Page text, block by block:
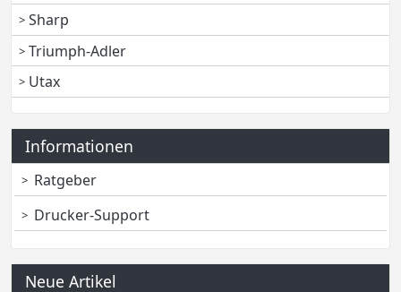
Sharp
Triumph-Adler
Utax
Informationen
Ratgeber
Drucker-Support
Neue Artikel